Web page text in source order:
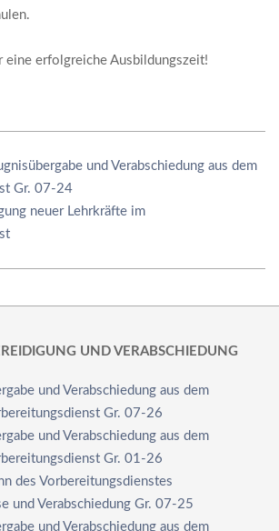
eine erfolgreiche Ausbildungszeit!
und Verabschiedung aus dem
Gr. 07-24
neuer Lehrkräfte im
UND VERABSCHIEDUNG
und Verabschiedung aus dem
Gr. 07-26
und Verabschiedung aus dem
Gr. 01-26
des Vorbereitungsdienstes
und Verabschiedung Gr. 07-25
und Verabschiedung aus dem